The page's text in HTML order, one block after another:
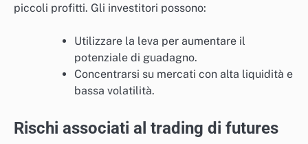
piccoli profitti. Gli investitori possono:
Utilizzare la leva per aumentare il
potenziale di guadagno.
Concentrarsi su mercati con alta liquidità e
bassa volatilità.
Rischi associati al trading di futures